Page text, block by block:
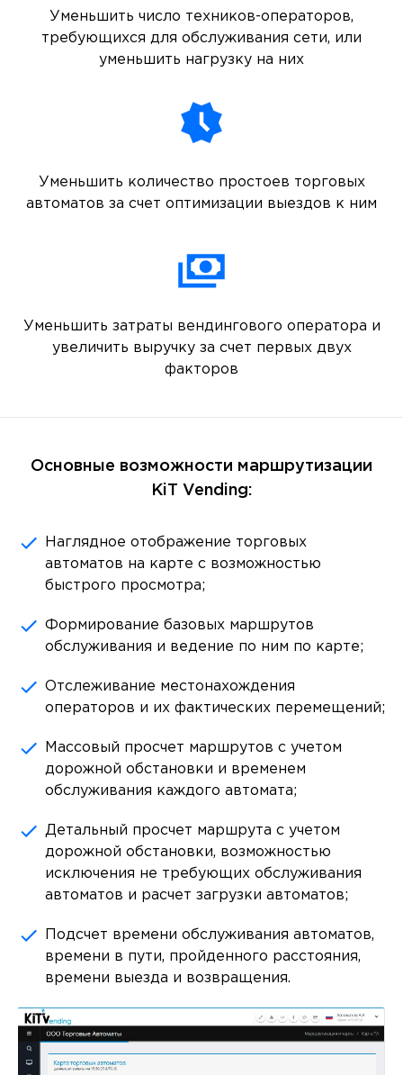
Уменьшить число техников-операторов,
требующихся для обслуживания сети, или
уменьшить нагрузку на них
Уменьшить количество простоев торговых
автоматов за счет оптимизации выездов к ним
Уменьшить затраты вендингового оператора и
увеличить выручку за счет первых двух
факторов
Основные возможности маршрутизации
KiT Vending:
Наглядное отображение торговых
автоматов на карте с возможностью
быстрого просмотра;
Формирование базовых маршрутов
обслуживания и ведение по ним по карте;
Отслеживание местонахождения
операторов и их фактических перемещений;
Массовый просчет маршрутов с учетом
дорожной обстановки и временем
обслуживания каждого автомата;
Детальный просчет маршрута с учетом
дорожной обстановки, возможностью
исключения не требующих обслуживания
автоматов и расчет загрузки автоматов;
Подсчет времени обслуживания автоматов,
времени в пути, пройденного расстояния,
времени выезда и возвращения.